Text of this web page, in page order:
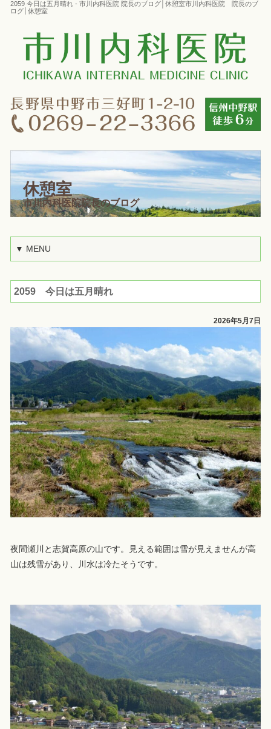
2059 今日は五月晴れ - 市川内科医院 院長のブログ│休憩室市川内科医院 院長のブ
ログ│休憩室
休憩室
市川内科医院院長のブログ
▼ MENU
2059 今日は五月晴れ
2026年5月7日
夜間瀬川と志賀高原の山です。見える範囲は雪が見えませんが高
山は残雪があり、川水は冷たそうです。